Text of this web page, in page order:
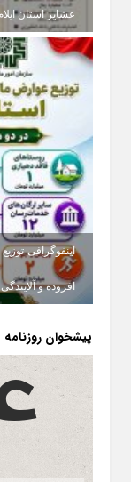
عشایر استان ایلام
افزوده و آلایندگی طی دو
پیشخوان روزنامه